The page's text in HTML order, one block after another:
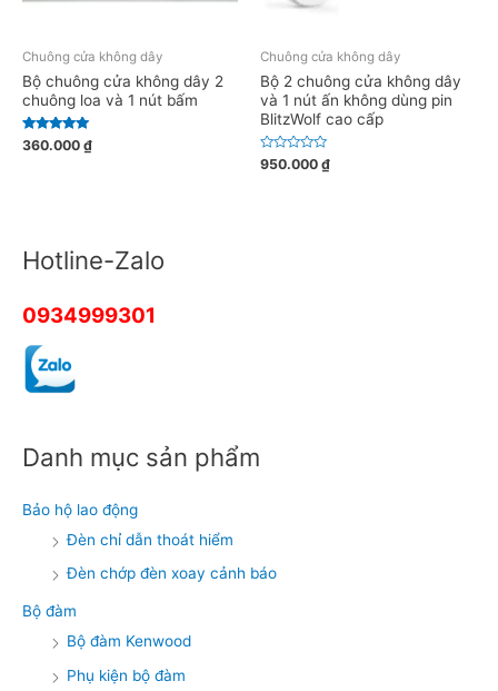
Chuông cửa không dây
Bộ chuông cửa không dây 2
chuông loa và 1 nút bấm
Được xếp
hạng
360.000 ₫
Chuông cửa không dây
Bộ 2 chuông cửa không dây
và 1 nút ấn không dùng pin
BlitzWolf cao cấp
Đ
ư
950.000 ₫
Hotline-Zalo
0934999301
Danh mục sản phẩm
Bảo hộ lao động
Đèn chỉ dẫn thoát hiểm
Đèn chớp đèn xoay cảnh báo
Bộ đàm
Bộ đàm Kenwood
Phụ kiện bộ đàm